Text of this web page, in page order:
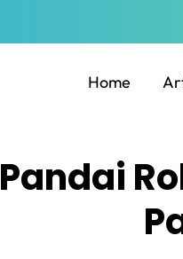
Home
Pandai